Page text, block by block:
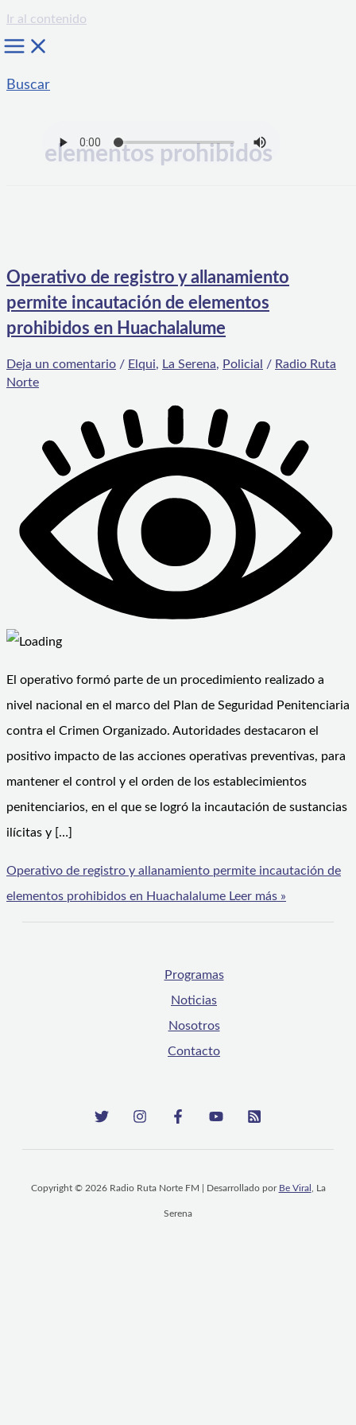
Ir al contenido
Buscar
elementos prohibidos
Operativo de registro y allanamiento
permite incautación de elementos
prohibidos en Huachalalume
Deja un comentario / Elqui, La Serena, Policial / Radio Ruta
Norte
El operativo formó parte de un procedimiento realizado a
nivel nacional en el marco del Plan de Seguridad Penitenciaria
contra el Crimen Organizado. Autoridades destacaron el
positivo impacto de las acciones operativas preventivas, para
mantener el control y el orden de los establecimientos
penitenciarios, en el que se logró la incautación de sustancias
ilícitas y […]
Operativo de registro y allanamiento permite incautación de
elementos prohibidos en Huachalalume Leer más »
Programas
Noticias
Nosotros
Contacto
Copyright © 2026 Radio Ruta Norte FM | Desarrollado por Be Viral , La
Serena